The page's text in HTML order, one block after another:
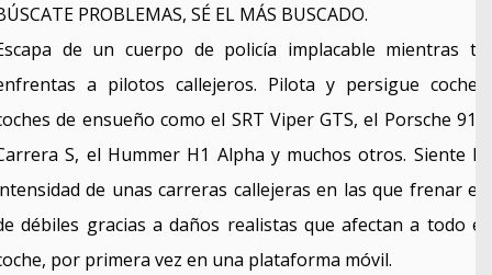
PROBLEMAS, SÉ EL MÁS BUSCADO.
de un cuerpo de policía implacable mientras te
a pilotos callejeros. Pilota y persigue coches
de ensueño como el SRT Viper GTS, el Porsche 911
S, el Hummer H1 Alpha y muchos otros. Siente la
de unas carreras callejeras en las que frenar es
débiles gracias a daños realistas que afectan a todo el
por primera vez en una plataforma móvil.